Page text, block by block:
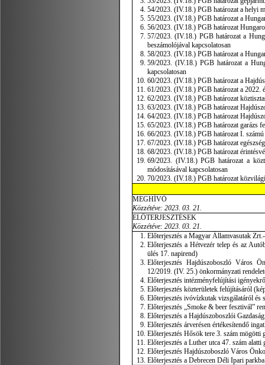
54/2023. (IV.18.) PGB határozat a helyi
55/2023. (IV.18.) PGB határozat a
56/2023. (IV.18.) PGB határozat
57/2023. (IV.18.) PGB határozat a
beszámolójával kapcsolatosan
58/2023. (IV.18.) PGB határozat a
59/2023. (IV.18.) PGB határozat a
kapcsolatosan
60/2023. (IV.18.) PGB határozat a
61/2023. (IV.18.) PGB határozat a 2022.
62/2023. (IV.18.) PGB határozat
63/2023. (IV.18.) PGB határozat
64/2023. (IV.18.) PGB határozat
65/2023. (IV.18.) PGB határozat garázs
66/2023. (IV.18.) PGB határozat I.
67/2023. (IV.18.) PGB határozat
68/2023. (IV.18.) PGB határozat
69/2023. (IV.18.) PGB határozat a
módosításával kapcsolatosan
70/2023. (IV.18.) PGB határozat
MEGHÍVÓ
Közzétéve: 2023. 03. 21.
ELŐTERJESZTÉSEK
Közzétéve: 2023. 03. 21.
Előterjesztés a Magyar Államvasutak
Előterjesztés a Hétvezér telep és az
ülés 17. napirend)
Előterjesztés Hajdúszoboszló Város
12/2019. (IV. 25.) önkormányzati
Előterjesztés intézményfelújítási
Előterjesztés közterületek felújításáról
Előterjesztés ivóvízkutak vizsgálatáról
Előterjesztés „Smoke & beer fesztivál”
Előterjesztés a Hajdúszoboszlói
Előterjesztés árverésen értékesítendő
Előterjesztés Hősök tere 3. szám
Előterjesztés a Luther utca 47. szám
Előterjesztés Hajdúszoboszló Város
Előterjesztés a Debrecen Déli Ipari